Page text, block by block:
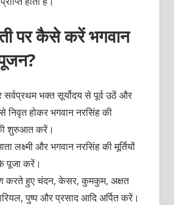
पर कैसे करें भगवान
भक्त सूर्योदय से पूर्व उठें और
निवृत होकर भगवान नरसिंह की
शुरुआत करें।
लक्ष्मी और भगवान नरसिंह की मूर्तियों
पूजा करें।
करते हुए चंदन, केसर, कुमकुम, अक्षत
पुष्प और प्रसाद आदि अर्पित करें।